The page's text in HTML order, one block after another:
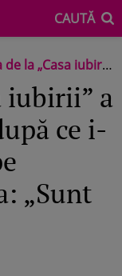
CAUTĂ
după ce i-a văzut împreună pe Valentin și Carolina: „Sunt geloasă!” Reacția concurentului
iubirii” a
ce i-
„Sunt